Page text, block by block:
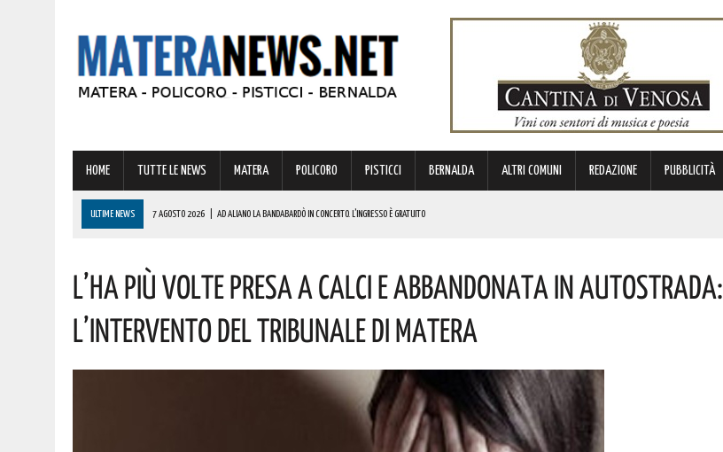
HOME TUTTE LE NEWS MATERA POLICORO PISTICCI BERNALDA ALTRI COMUNI REDAZIONE PUBBLICITÀ
ULTIME NEWS 7 AGOSTO 2026 AD ALIANO LA BANDABARDÒ IN CONCERTO. L’INGRESSO È GRATUITO
|
7 AGOSTO 2026 | BASILICATA: COLPO DA OLTRE 19000 EURO! AUGURI AL VINCITORE
7 AGOSTO 2026 | SICCITÀ, PIÙ CARBURANTE AGRICOLO AGEVOLATO ALLE AZIENDE LUCANE: IL PROVVEDIMENTO
L’ha Più Volte Presa A Calci E Abbandonata In Autostrada:
L’intervento Del Tribunale Di Matera